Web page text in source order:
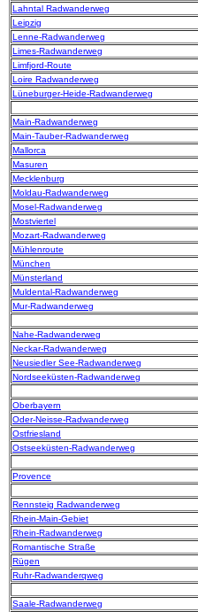
Lahntal Radwanderweg
Leipzig
Lenne-Radwanderweg
Limes-Radwanderweg
Limfjord-Route
Loire Radwanderweg
Lüneburger-Heide-Radwanderweg
Main-Radwanderweg
Main-Tauber-Radwanderweg
Mallorca
Masuren
Mecklenburg
Moldau-Radwanderweg
Mosel-Radwanderweg
Mostviertel
Mozart-Radwanderweg
Mühlenroute
München
Münsterland
Muldental-Radwanderweg
Mur-Radwanderweg
Nahe-Radwanderweg
Neckar-Radwanderweg
Neusiedler See-Radwanderweg
Nordseeküsten-Radwanderweg
Oberbayern
Oder-Neisse-Radwanderweg
Ostfriesland
Ostseeküsten-Radwanderweg
Provence
Rennsteig Radwanderweg
Rhein-Main-Gebiet
Rhein-Radwanderweg
Romantische Straße
Rügen
Ruhr-Radwanderqweg
Saale-Radwanderweg